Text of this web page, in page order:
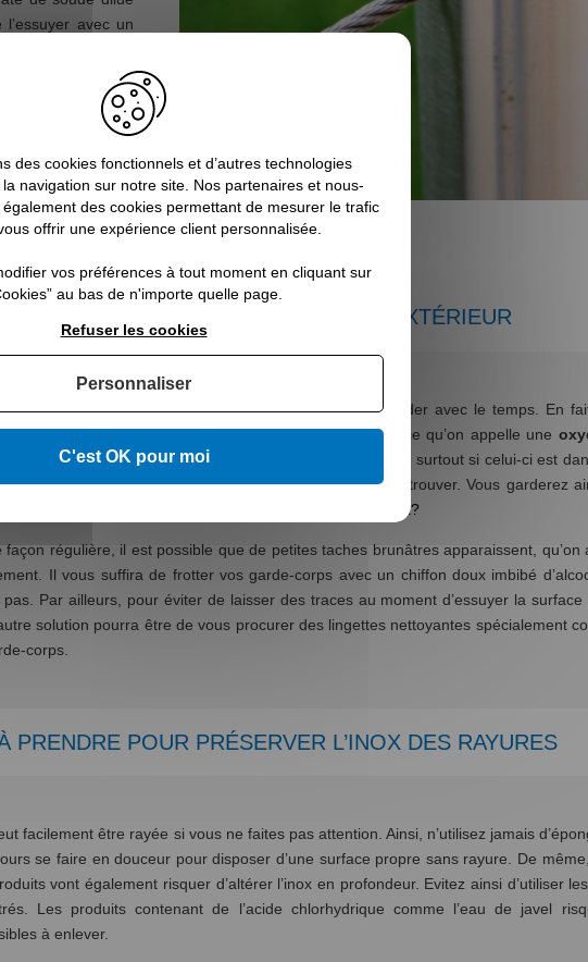
avec un
sur les tâches,
aura le même
le savon de
petits remèdes
très dilués, sans
dans le
de ce
UN GARDE-CORPS EN INOX À L’EXTÉRIEUR
climatiques parfois agressives, il peut donc s’oxyder avec le temps. En
qui viennent se déposer et qui s’oxydent. C’est ce qu’on appelle une
de l’arroser régulièrement avec de l’eau claire, surtout si celui-ci est
les poussières et les petits dépôts qui peuvent s’y trouver. Vous garderez
quelles les différences entre rouille et corrosion de l'inox?
régulière, il est possible que de petites taches brunâtres apparaissent, qu’on
Il vous suffira de frotter vos garde-corps avec un chiffon doux imbibé
Par ailleurs, pour éviter de laisser des traces au moment d’essuyer la
solution pourra être de vous procurer des lingettes nettoyantes spécialement
corps.
PRENDRE POUR PRÉSERVER L’INOX DES RAYURES
facilement être rayée si vous ne faites pas attention. Ainsi, n’utilisez jamais
se faire en douceur pour disposer d’une surface propre sans rayure. De
vont également risquer d’altérer l’inox en profondeur. Evitez ainsi d’utiliser
Les produits contenant de l’acide chlorhydrique comme l’eau de javel
à enlever.
des cookies fonctionnels et d’autres technologies
navigation sur notre site. Nos partenaires et nous-
des cookies permettant de mesurer le trafic
offrir une expérience client personnalisée.
vos préférences à tout moment en cliquant sur
au bas de n'importe quelle page.
C'est OK pour moi
Refuser les cookies
Personnaliser